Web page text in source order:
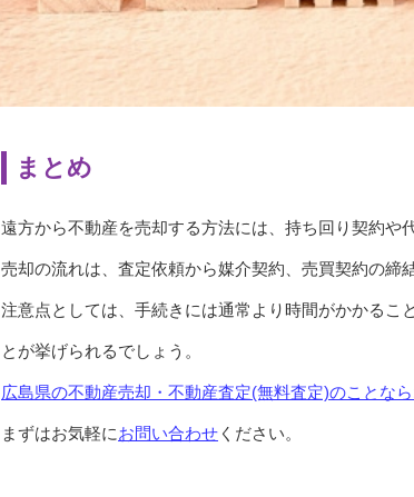
まとめ
遠方から不動産を売却する方法には、持ち回り契約や
売却の流れは、査定依頼から媒介契約、売買契約の締
注意点としては、手続きには通常より時間がかかるこ
とが挙げられるでしょう。
広島県の不動産売却・不動産査定(無料査定)のことな
まずはお気軽にお問い合わせ ください。